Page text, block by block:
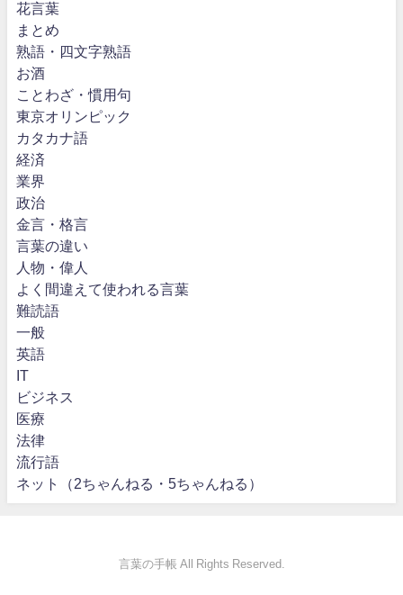
花言葉
まとめ
熟語・四文字熟語
お酒
ことわざ・慣用句
東京オリンピック
カタカナ語
経済
業界
政治
金言・格言
言葉の違い
人物・偉人
よく間違えて使われる言葉
難読語
一般
英語
IT
ビジネス
医療
法律
流行語
ネット（2ちゃんねる・5ちゃんねる）
言葉の手帳 All Rights Reserved.